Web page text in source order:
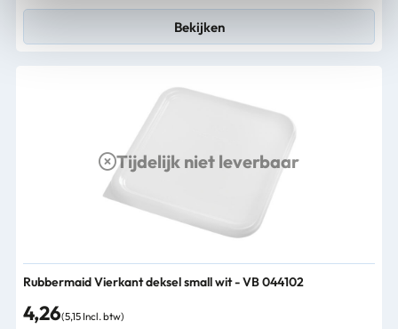
Bekijken
Tijdelijk niet leverbaar
Rubbermaid Vierkant deksel small wit - VB 044102
4,26(5,15 Incl. btw)